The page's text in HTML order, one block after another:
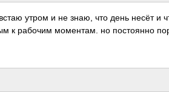
утром и не знаю, что день несёт и
к рабочим моме­нтам. но пост­оянно